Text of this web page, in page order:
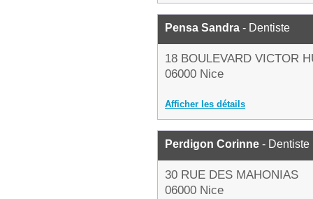
Pensa Sandra - Dentiste
18 BOULEVARD VICTOR
06000 Nice
Afficher les détails
Perdigon Corinne - Dentiste
30 RUE DES MAHONIAS
06000 Nice